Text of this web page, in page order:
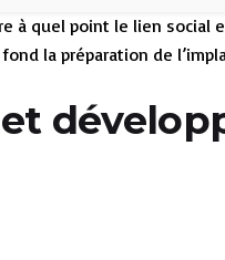
à quel point le lien
la préparation de